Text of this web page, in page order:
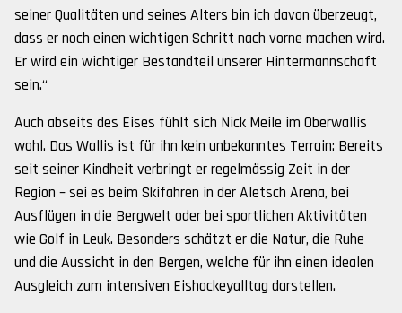
seiner Qualitäten und seines Alters bin ich davon überzeugt,
dass er noch einen wichtigen Schritt nach vorne machen wird.
Er wird ein wichtiger Bestandteil unserer Hintermannschaft
sein.“
Auch abseits des Eises fühlt sich Nick Meile im Oberwallis
wohl. Das Wallis ist für ihn kein unbekanntes Terrain: Bereits
seit seiner Kindheit verbringt er regelmässig Zeit in der
Region – sei es beim Skifahren in der Aletsch Arena, bei
Ausflügen in die Bergwelt oder bei sportlichen Aktivitäten
wie Golf in Leuk. Besonders schätzt er die Natur, die Ruhe
und die Aussicht in den Bergen, welche für ihn einen idealen
Ausgleich zum intensiven Eishockeyalltag darstellen.